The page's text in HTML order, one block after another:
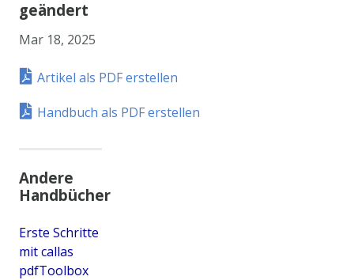
geändert
Mar 18, 2025
Artikel als PDF erstellen
Handbuch als PDF erstellen
Andere
Handbücher
Erste Schritte
mit callas
pdfToolbox